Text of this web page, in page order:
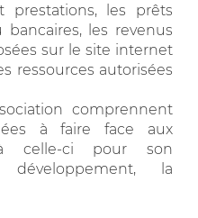
les prêts
les revenus
sur le site internet
ressources autorisées
comprennent
à faire face aux
celle-ci pour son
développement, la